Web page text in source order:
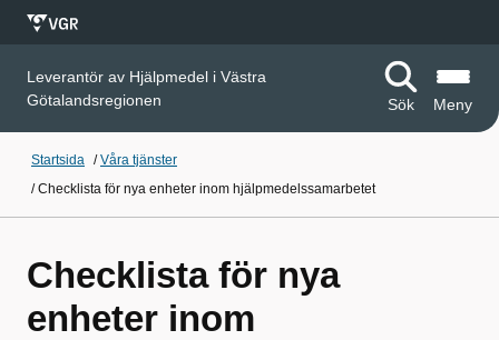
Leverantör av Hjälpmedel i Västra
Götalandsregionen
Sök Meny
Startsida /Våra tjänster
/Checklista för nya enheter inom hjälpmedelssamarbetet
Checklista för nya
enheter inom